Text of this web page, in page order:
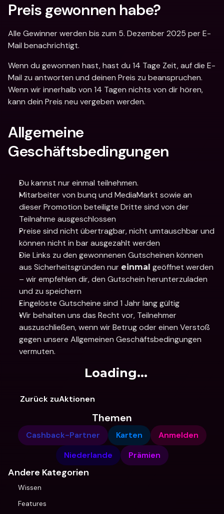
Preis gewonnen habe?
Alle Gewinner werden bis zum 5. Dezember 2025 per E-
Mail benachrichtigt.
Wenn du gewonnen hast, hast du 14 Tage Zeit, auf die E-
Mail zu antworten und deinen Preis zu beanspruchen.
Wenn wir innerhalb von 14 Tagen nichts von dir hören,
kann dein Preis neu vergeben werden.
Allgemeine
Geschäftsbedingungen
Du kannst nur einmal teilnehmen.
Mitarbeiter von bunq und MediaMarkt sowie an
dieser Promotion beteiligte Dritte sind von der
Teilnahme ausgeschlossen
Preise sind nicht übertragbar, nicht umtauschbar und
können nicht in bar ausgezahlt werden
Die Links zu den gewonnenen Gutscheinen können
aus Sicherheitsgründen nur einmal geöffnet werden
– wir empfehlen dir, den Gutschein herunterzuladen
und zu speichern
Eingelöste Gutscheine sind 1 Jahr lang gültig
Wir behalten uns das Recht vor, Teilnehmer
auszuschließen, wenn wir Betrug oder einen Verstoß
gegen unsere Allgemeinen Geschäftsbedingungen
vermuten.
Loading...
Zurück zuAktionen
Themen
Cashback-Partner Karten
Anmelden
Niederlande
Prämien
Andere Kategorien
Wissen
Features